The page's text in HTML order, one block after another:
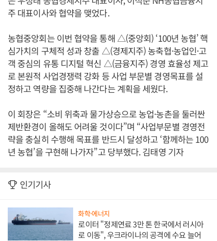
주 대표이사와 협약을 맺었다.
농협중앙회는 이번 협약을 통해 △(중앙회) ‘100년 농협’ 핵
심가치의 구체적 성과 창출 △(경제지주) 농축협·농업인·고
객 중심의 유통 디지털 혁신 △(금융지주) 경영 효율성 제고
로 본원적 사업경쟁력 강화 등 사업 부문별 경영목표를 설
정하고 역량을 집중해 나간다는 계획을 세웠다.
이 회장은 “소비 위축과 물가상승으로 농업·농촌을 둘러싼
제반환경이 올해도 어려울 것이다”며 “사업부문별 경영전
략을 충실히 수행해 목표를 반드시 달성하고 ‘함께하는 100
년 농협’을 구현해 나가자”고 당부했다. 김태영 기자
인기기사
화학·에너지
로이터 "정제연료 3만 톤 한국에서 러시아
로 이동", 우크라이나의 공격에 수요 늘어